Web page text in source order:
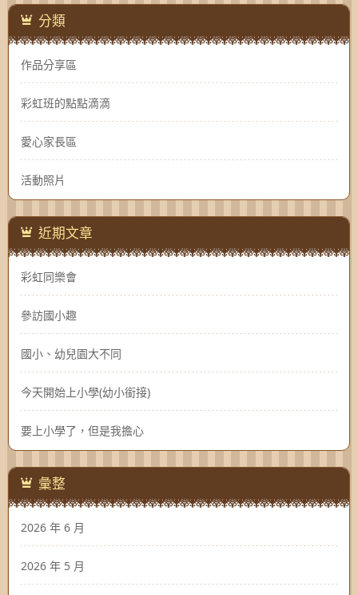
分類
作品分享區
彩虹班的點點滴滴
愛心家長區
活動照片
近期文章
彩虹同樂會
參訪國小趣
國小、幼兒園大不同
今天開始上小學(幼小銜接)
要上小學了，但是我擔心
彙整
2026 年 6 月
2026 年 5 月